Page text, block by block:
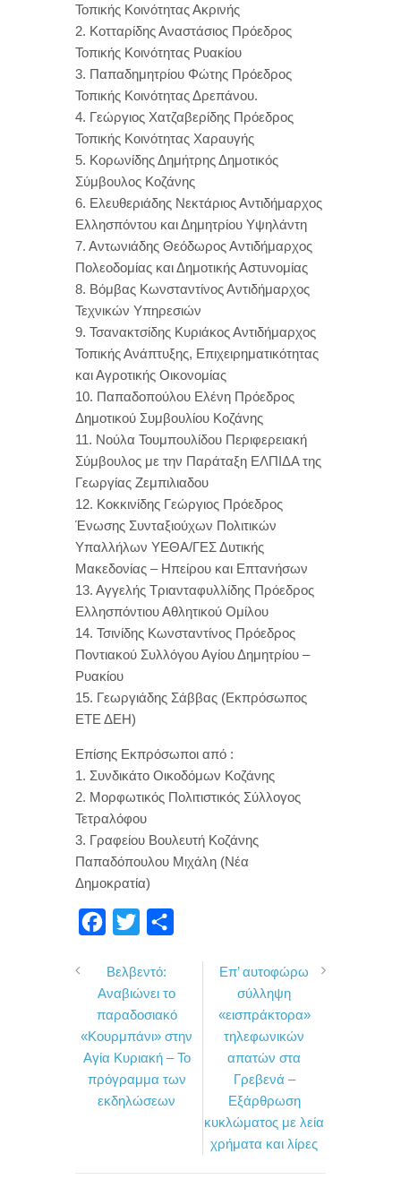
Τοπικής Κοινότητας Ακρινής
2. Κοτταρίδης Αναστάσιος Πρόεδρος
Τοπικής Κοινότητας Ρυακίου
3. Παπαδημητρίου Φώτης Πρόεδρος
Τοπικής Κοινότητας Δρεπάνου.
4. Γεώργιος Χατζαβερίδης Πρόεδρος
Τοπικής Κοινότητας Χαραυγής
5. Κορωνίδης Δημήτρης Δημοτικός
Σύμβουλος Κοζάνης
6. Ελευθεριάδης Νεκτάριος Αντιδήμαρχος
Ελλησπόντου και Δημητρίου Υψηλάντη
7. Αντωνιάδης Θεόδωρος Αντιδήμαρχος
Πολεοδομίας και Δημοτικής Αστυνομίας
8. Βόμβας Κωνσταντίνος Αντιδήμαρχος
Τεχνικών Υπηρεσιών
9. Τσανακτσίδης Κυριάκος Αντιδήμαρχος
Τοπικής Ανάπτυξης, Επιχειρηματικότητας
και Αγροτικής Οικονομίας
10. Παπαδοπούλου Ελένη Πρόεδρος
Δημοτικού Συμβουλίου Κοζάνης
11. Νούλα Τουμπουλίδου Περιφερειακή
Σύμβουλος με την Παράταξη ΕΛΠΙΔΑ της
Γεωργίας Ζεμπιλιαδου
12. Κοκκινίδης Γεώργιος Πρόεδρος
Ένωσης Συνταξιούχων Πολιτικών
Υπαλλήλων ΥΕΘΑ/ΓΕΣ Δυτικής
Μακεδονίας – Ηπείρου και Επτανήσων
13. Αγγελής Τριανταφυλλίδης Πρόεδρος
Ελλησπόντιου Αθλητικού Ομίλου
14. Τσινίδης Κωνσταντίνος Πρόεδρος
Ποντιακού Συλλόγου Αγίου Δημητρίου –
Ρυακίου
15. Γεωργιάδης Σάββας (Εκπρόσωπος
ΕΤΕ ΔΕΗ)
Επίσης Εκπρόσωποι από :
1. Συνδικάτο Οικοδόμων Κοζάνης
2. Μορφωτικός Πολιτιστικός Σύλλογος
Τετραλόφου
3. Γραφείου Βουλευτή Κοζάνης
Παπαδόπουλου Μιχάλη (Νέα
Δημοκρατία)
c
e
b
o
o
k
i
t
t
e
r
ρ
α
σ
τ
ε
Βελβεντό:
Αναβιώνει το
παραδοσιακό
«Κουρμπάνι» στην
Αγία Κυριακή – Το
πρόγραμμα των
εκδηλώσεων
Επ’ αυτοφώρω
σύλληψη
«εισπράκτορα»
τηλεφωνικών
απατών στα
Γρεβενά –
Εξάρθρωση
κυκλώματος με λεία
χρήματα και λίρες